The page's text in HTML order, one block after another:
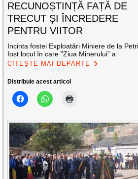
RECUNOȘTINȚĂ FAȚĂ DE
TRECUT ȘI ÎNCREDERE
PENTRU VIITOR
Incinta fostei Exploatări Miniere de la
fost locul în care ”Ziua Minerului” a
CITEȘTE MAI DEPARTE
Distribuie acest articol